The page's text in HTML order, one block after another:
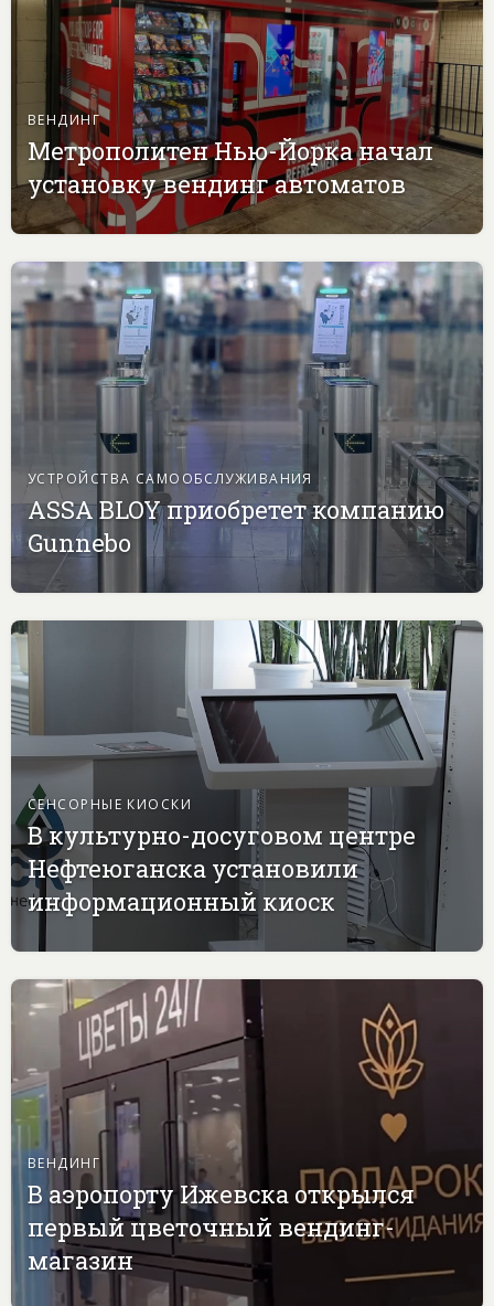
ВЕНДИНГ
Метрополитен Нью-Йорка начал
установку вендинг автоматов
УСТРОЙСТВА САМООБСЛУЖИВАНИЯ
ASSA BLOY приобретет компанию
Gunnebo
СЕНСОРНЫЕ КИОСКИ
В культурно-досуговом центре
Нефтеюганска установили
информационный киоск
ВЕНДИНГ
В аэропорту Ижевска открылся
первый цветочный вендинг-
магазин